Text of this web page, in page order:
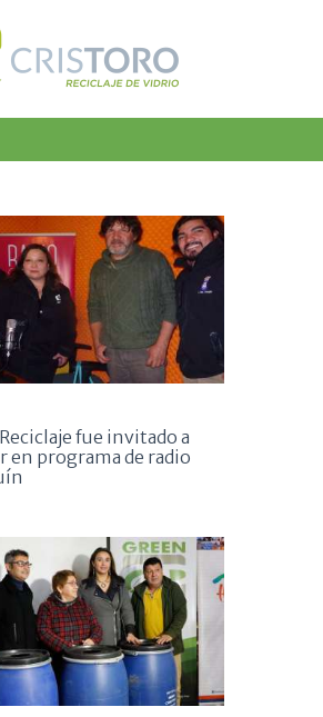
fue invitado a
en programa de radio